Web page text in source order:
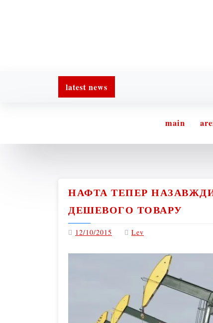
latest news
main
НАФТА ТЕПЕР
ДЕШЕВОГО ТОВАРУ
12/10/2015 Lev